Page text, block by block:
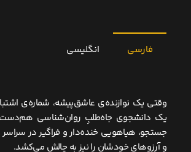
فارسی انگلیسی
وقتی یک نوازنده‌ی عاشق‌پیشه، شماره‌ی
یک دانشجوی جاه‌طلبِ روان‌شناسی هم‌دست
جستجو، هیاهویی خنده‌دار و فراگیر در
و آرزوهای خودشان را نیز به چالش می‌کشد.